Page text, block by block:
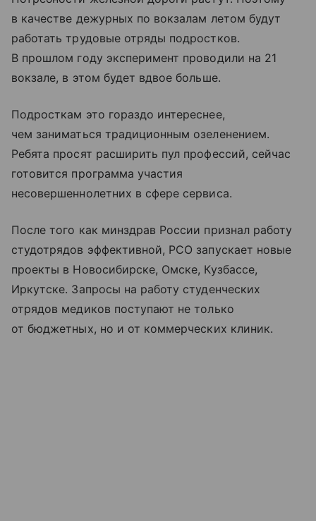
в качестве дежурных по вокзалам летом будут
работать трудовые отряды подростков.
В прошлом году эксперимент проводили на 21
вокзале, в этом будет вдвое больше.
Подросткам это гораздо интереснее,
чем заниматься традиционным озеленением.
Ребята просят расширить пул профессий, сейчас
готовится программа участия
несовершеннолетних в сфере сервиса.
После того как минздрав России признал работу
студотрядов эффективной, РСО запускает новые
проекты в Новосибирске, Омске, Кузбассе,
Иркутске. Запросы на работу студенческих
отрядов медиков поступают не только
от бюджетных, но и от коммерческих клиник.